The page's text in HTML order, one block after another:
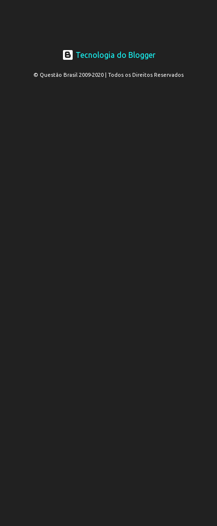
Tecnologia do Blogger
© Questão Brasil 2009-2020 | Todos os Direitos Reservados